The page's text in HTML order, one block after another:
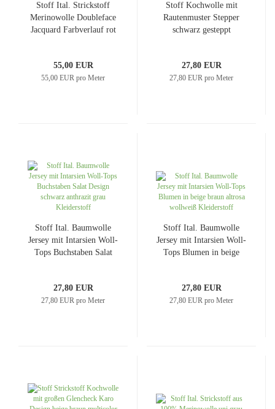
Stoff Ital. Strickstoff
Merinowolle Doubleface
Jacquard Farbverlauf rot
Kleiderstoff Mantelstoff
Dekostoff
55,00 EUR
55,00 EUR pro Meter
Stoff Kochwolle mit
Rautenmuster Stepper
schwarz gesteppt
27,80 EUR
27,80 EUR pro Meter
Stoff Ital. Baumwolle
Jersey mit Intarsien Woll-
Tops Buchstaben Salat
27,80 EUR
27,80 EUR pro Meter
Stoff Ital. Baumwolle
Jersey mit Intarsien Woll-
Tops Blumen in beige
27,80 EUR
27,80 EUR pro Meter